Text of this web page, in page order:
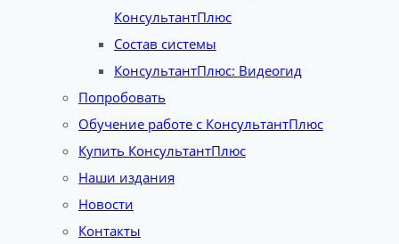
КонсультантПлюс
Состав системы
КонсультантПлюс: Видеогид
Попробовать
Обучение работе с КонсультантПлюс
Купить КонсультантПлюс
Наши издания
Новости
Контакты